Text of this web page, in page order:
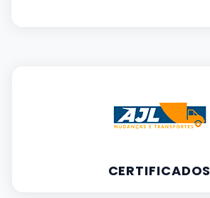
CERTIFICADOS